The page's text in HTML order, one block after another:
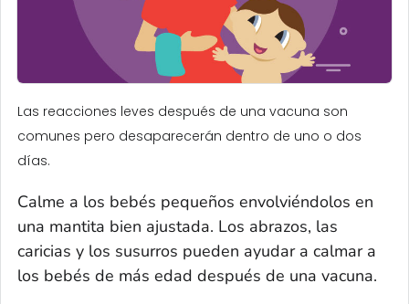
Las reacciones leves después de una vacuna son
comunes pero desaparecerán dentro de uno o dos
días.
Calme a los bebés pequeños envolviéndolos en
una mantita bien ajustada. Los abrazos, las
caricias y los susurros pueden ayudar a calmar a
los bebés de más edad después de una vacuna.